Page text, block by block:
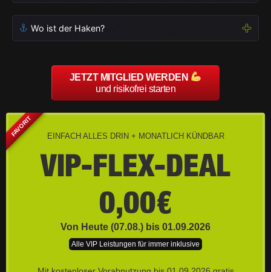
Wo ist der Haken?
JETZT MITGLIED WERDEN
und risikofrei starten
EINFACH ALLES DRIN + MONATLICH KÜNDBAR
FAVORIT
VIP-FLEX-DEAL
0,00€
Von Heute (07.08.) bis 01.09.2026
Alle VIP Leistungen für immer inklusive